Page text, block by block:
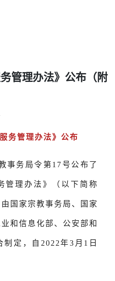
管理办法》公布（附
务管理办法》公布
事务局令第17号公布了
管理办法》（以下简称
国家宗教事务局、国家
和信息化部、公安部和
制定，自2022年3月1日